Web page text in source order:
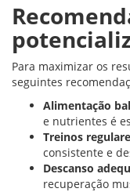
Para maximizar os
seguintes
Alimentação
e nutrientes é
Treinos
consistente e
Descanso
recuperação